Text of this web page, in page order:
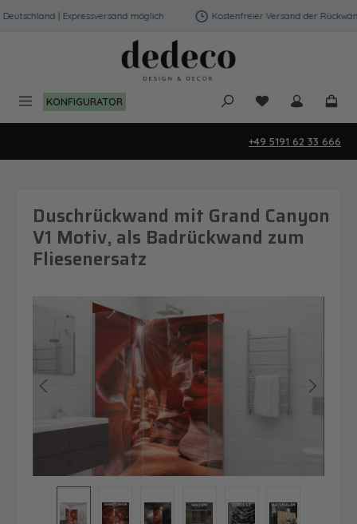
Zum Hauptinhalt springen
| Expressversand möglich Kostenfreier Versand der
KONFIGURATOR Du hast 0
+49 5191 62 33 666
Duschrückwand mit Grand Canyon
V1 Motiv, als Badrückwand zum
Fliesenersatz
Bildergalerie überspringen